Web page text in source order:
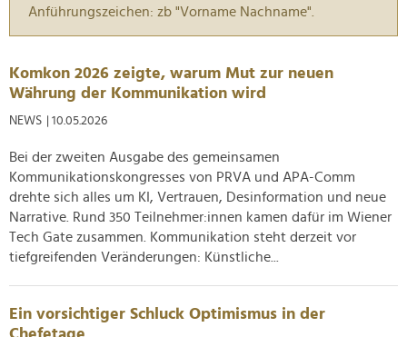
Anführungszeichen: zb "Vorname Nachname".
Komkon 2026 zeigte, warum Mut zur neuen
Währung der Kommunikation wird
NEWS | 10.05.2026
Bei der zweiten Ausgabe des gemeinsamen
Kommunikationskongresses von PRVA und APA-Comm
drehte sich alles um KI, Vertrauen, Desinformation und neue
Narrative. Rund 350 Teilnehmer:innen kamen dafür im Wiener
Tech Gate zusammen. Kommunikation steht derzeit vor
tiefgreifenden Veränderungen: Künstliche...
Ein vorsichtiger Schluck Optimismus in der